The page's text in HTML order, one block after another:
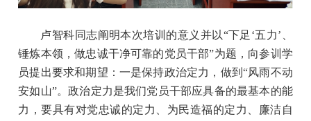
卢智科同志阐明本次培训的意义并以“下足‘五力’、
锤炼本领，做忠诚干净可靠的党员干部”为题，向参训学
员提出要求和期望：一是保持政治定力，做到“风雨不动
安如山”。政治定力是我们党员干部应具备的最基本的能
力，要具有对党忠诚的定力、为民造福的定力、廉洁自